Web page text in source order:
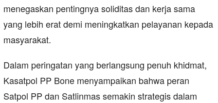
menegaskan pentingnya soliditas dan kerja sama
yang lebih erat demi meningkatkan pelayanan kepada
masyarakat.
Dalam peringatan yang berlangsung penuh khidmat,
Kasatpol PP Bone menyampaikan bahwa peran
Satpol PP dan Satlinmas semakin strategis dalam